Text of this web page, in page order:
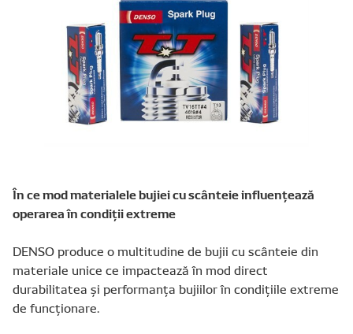
În ce mod materialele bujiei cu scânteie influenţează
operarea în condiţii extreme
DENSO produce o multitudine de bujii cu scânteie din
materiale unice ce impactează în mod direct
durabilitatea şi performanţa bujiilor în condiţiile extreme
de funcţionare.